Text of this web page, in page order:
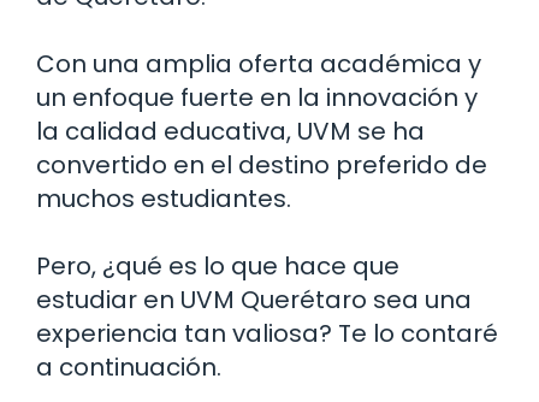
Con una amplia oferta académica y
un enfoque fuerte en la innovación y
la calidad educativa, UVM se ha
convertido en el destino preferido de
muchos estudiantes.
Pero, ¿qué es lo que hace que
estudiar en UVM Querétaro sea una
experiencia tan valiosa? Te lo contaré
a continuación.